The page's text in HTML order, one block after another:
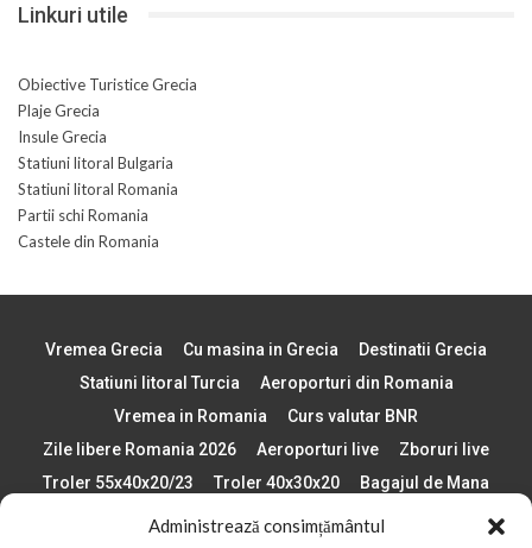
Administrează consimțământul
Linkuri utile
Obiective Turistice Grecia
Plaje Grecia
Insule Grecia
Statiuni litoral Bulgaria
Statiuni litoral Romania
Partii schi Romania
Castele din Romania
Vremea Grecia Cu masina in Grecia
Destinatii Grecia
Statiuni litoral Turcia
Aeroporturi din Romania
Vremea in Romania
Curs valutar BNR
Zile libere Romania 2026
Aeroporturi live
Zboruri live
Troler 55x40x20/23
Troler 40x30x20
Bagajul de Mana
Paste 2026
Cele mai bune telefoane